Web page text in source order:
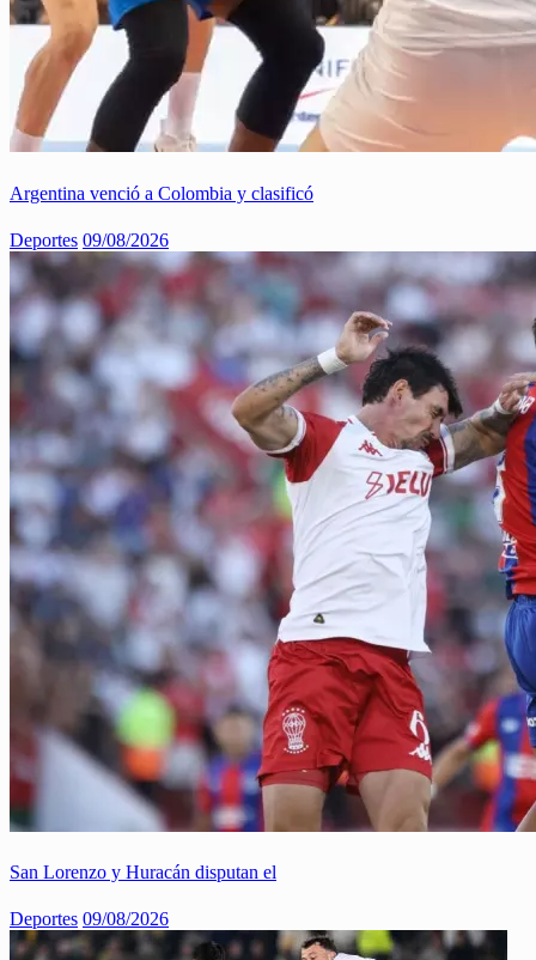
Argentina venció a Colombia y clasificó
Deportes 09/08/2026
San Lorenzo y Huracán disputan el
Deportes 09/08/2026